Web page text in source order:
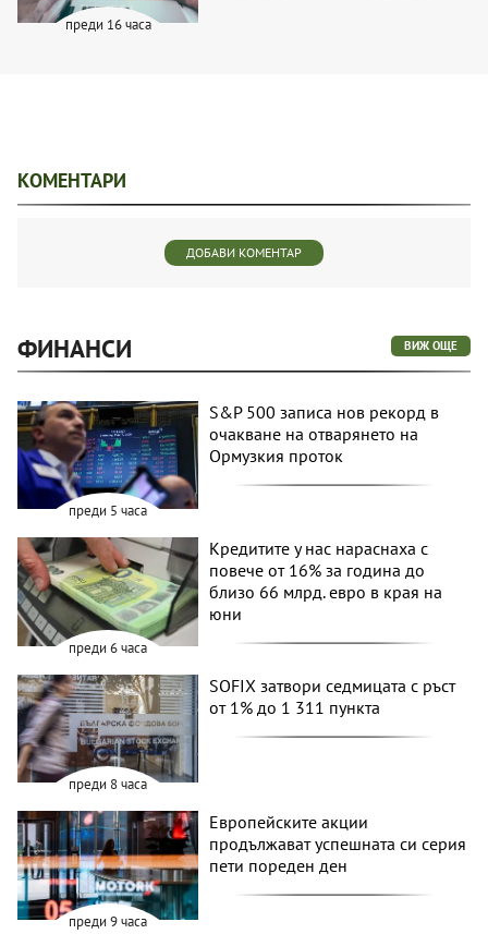
преди 16 часа
КОМЕНТАРИ
ДОБАВИ КОМЕНТАР
ФИНАНСИ ВИЖ ОЩЕ
преди 5 часа
S&P 500 записа нов рекорд в
очакване на отварянето на
Ормузкия проток
преди 6 часа
Кредитите у нас нараснаха с
повече от 16% за година до
близо 66 млрд. евро в края на
юни
преди 8 часа
SOFIX затвори седмицата с ръст
от 1% до 1 311 пункта
преди 9 часа
Европейските акции
продължават успешната си серия
пети пореден ден